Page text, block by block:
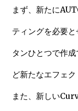
まず、新たに
ティングを必要
タンひとつで作
ど新たなエフェ
また、新しい